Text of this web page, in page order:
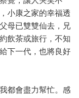
小康之家的幸福透
母已雙雙仙去，兄
飲茶或旅行，不知
下一代，也將良好
都會盡力幫忙。感